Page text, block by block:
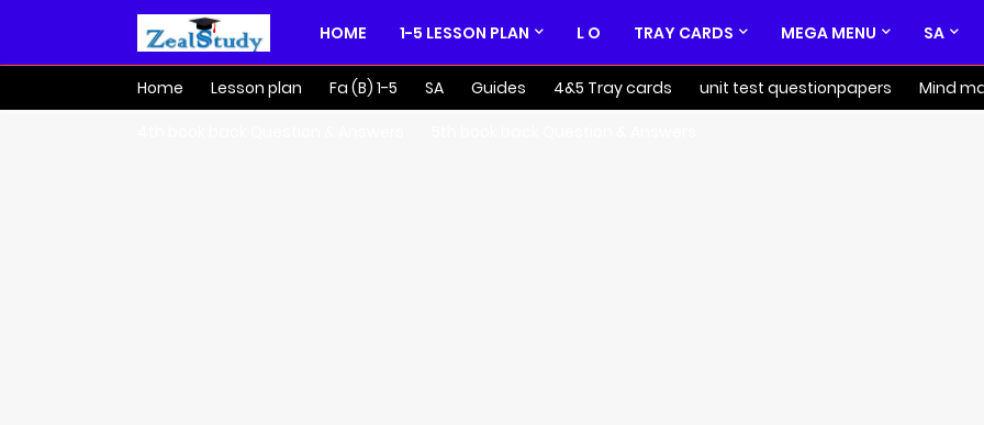
HOME 1-5 LESSON PLAN L O TRAY CARDS MEGA MENU SA
Home Lesson plan Fa (B) 1-5 SA Guides 4&5 Tray cards unit test questionpapers Mind